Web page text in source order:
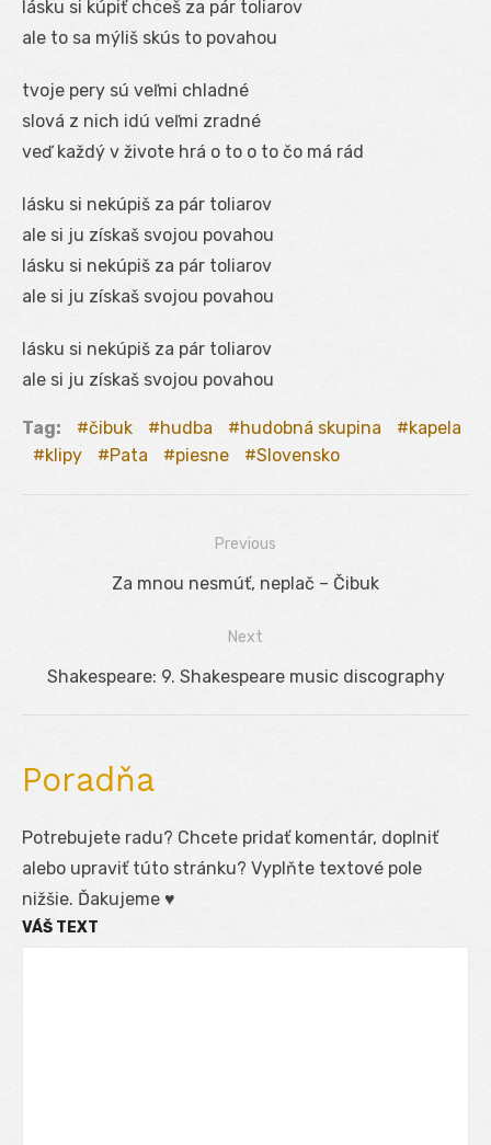
lásku si kúpiť chceš za pár toliarov
ale to sa mýliš skús to povahou
tvoje pery sú veľmi chladné
slová z nich idú veľmi zradné
veď každý v živote hrá o to o to čo má rád
lásku si nekúpiš za pár toliarov
ale si ju získaš svojou povahou
lásku si nekúpiš za pár toliarov
ale si ju získaš svojou povahou
lásku si nekúpiš za pár toliarov
ale si ju získaš svojou povahou
Tag: čibuk hudba hudobná skupina
kapela
klipy
Pata piesne Slovensko
Navigácia
Previous
Previous
Za mnou nesmúť, neplač – Čibuk
Next
Next
Shakespeare: 9. Shakespeare music discography
Poradňa
Potrebujete radu? Chcete pridať komentár, doplniť
alebo upraviť túto stránku? Vyplňte textové pole
nižšie. Ďakujeme ♥
VÁŠ TEXT